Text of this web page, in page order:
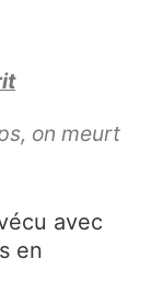
on meurt
avec
en